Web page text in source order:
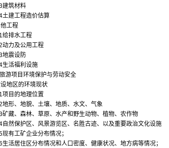
建筑材料
土建工程造价估算
工程
给排水工程
动力及公用工程
地震设防
生活福利设施
游项目环境保护与劳动安全
地区的环境现状
项目的地理位置
地形、地貌、土壤、地质、水文、气象
矿藏、森林、草原、水产和野生动物、植物、农作物
自然保护区、风景游览区、名胜古迹、以及重要政治文化设施
现有工矿企业分布情况；
生活居住区分布情况和人口密度、健康状况、地方病等情况；